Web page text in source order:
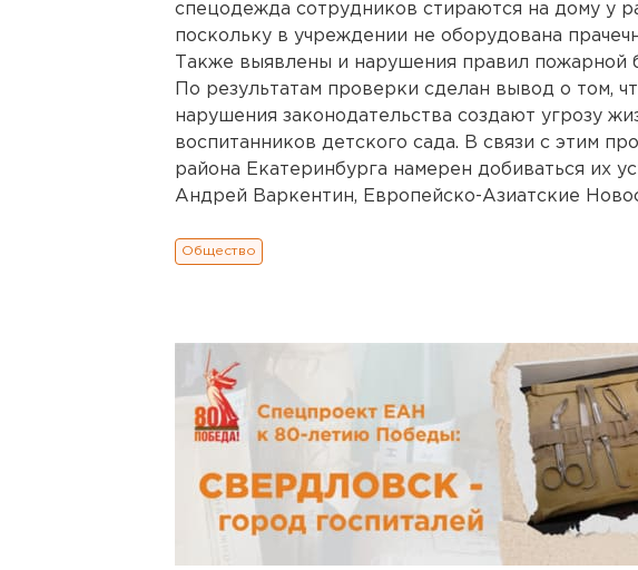
спецодежда сотрудников стираются на дому у
поскольку в учреждении не оборудована
Также выявлены и нарушения правил пожарной
По результатам проверки сделан вывод о том,
нарушения законодательства создают угрозу
воспитанников детского сада. В связи с этим
района Екатеринбурга намерен добиваться их
Андрей Варкентин, Европейско-Азиатские
Общество